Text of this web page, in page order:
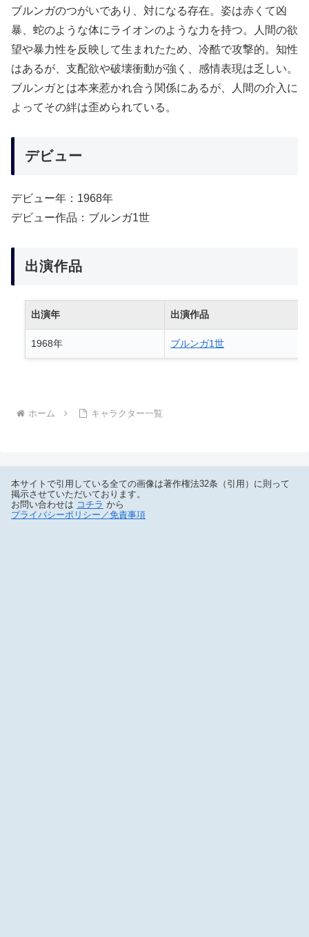
ブルンガのつがいであり、対になる存在。姿は赤くて凶
暴、蛇のような体にライオンのような力を持つ。人間の欲
望や暴力性を反映して生まれたため、冷酷で攻撃的。知性
はあるが、支配欲や破壊衝動が強く、感情表現は乏しい。
ブルンガとは本来惹かれ合う関係にあるが、人間の介入に
よってその絆は歪められている。
デビュー
デビュー年：1968年
デビュー作品：ブルンガ1世
出演作品
出演年 出演作品
1968年 ブルンガ1世
ホーム キャラクター一覧
本サイトで引用している全ての画像は著作権法32条（引用）に則って
掲示させていただいております。
お問い合わせは コチラ から
プライバシーポリシー／免責事項